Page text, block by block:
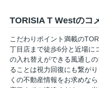
TORISIA T Westのコ
こだわりポイント満載の
丁目店まで徒歩6分と近場に
の入れ替えができる風通し
ることは視力回復にも繋が
くの不動産情報をお求めな